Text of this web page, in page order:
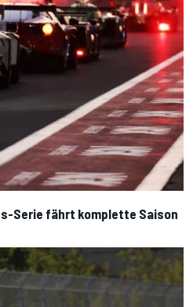
Serie fährt komplette Saison